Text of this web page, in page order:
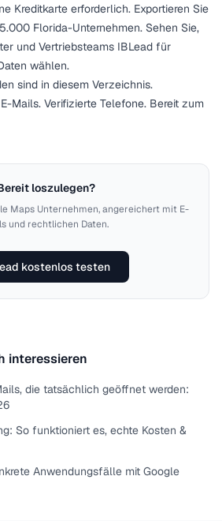
Kreditkarte erforderlich. Exportieren Sie
Florida-Unternehmen. Sehen Sie,
und Vertriebsteams IBLead für
wählen.
sind in diesem Verzeichnis.
Mails. Verifizierte Telefone. Bereit zum
loszulegen?
Maps Unternehmen, angereichert mit E-
und rechtlichen Daten.
kostenlos testen
interessieren
die tatsächlich geöffnet werden:
So funktioniert es, echte Kosten &
Anwendungsfälle mit Google